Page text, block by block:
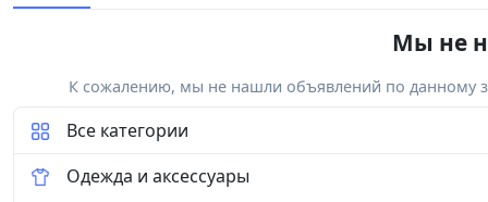
Мы не
К сожалению, мы не нашли объявлений по данному
Все категории
Одежда и аксессуары